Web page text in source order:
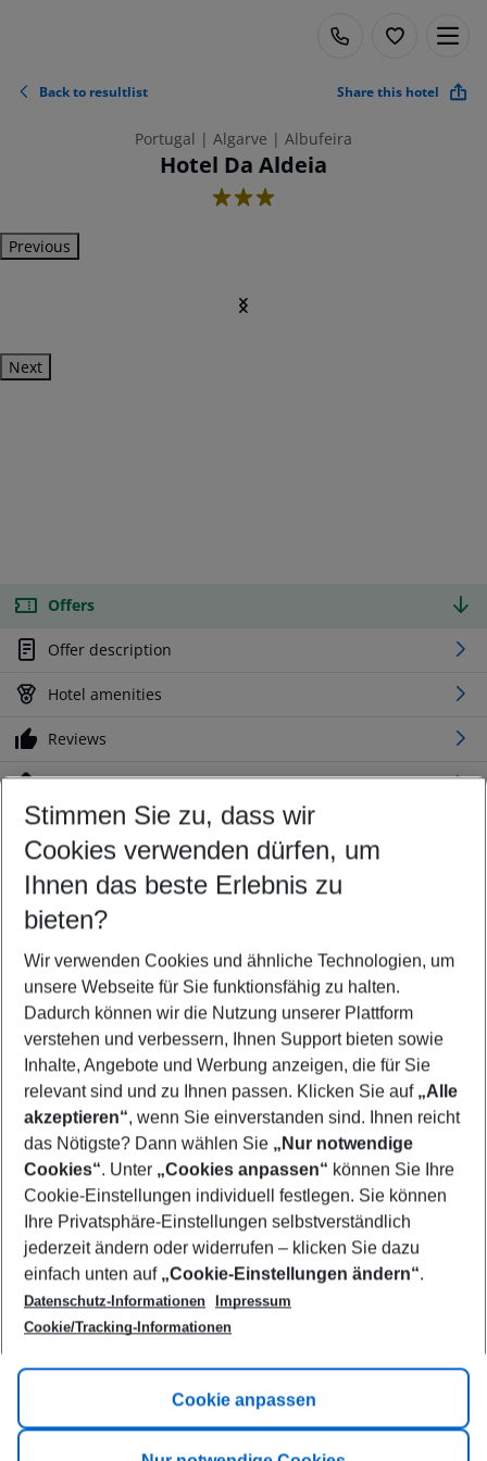
Back to resultlist Share this hotel
Portugal | Algarve | Albufeira
Hotel Da Aldeia
3
Previous
Next
Offers
Offer description
Hotel amenities
Reviews
Location
Customize your offer
Find the perfect deal which suits your best
Your departure airport
Any airport
Select your date range
08/08/26–06/08/27 5-8 nights
Who will travel
2 adults No children
Show more filter
Footer
Footer navigation
Title A
Link A
Stimmen Sie zu, dass wir
Cookies verwenden dürfen, um
Ihnen das beste Erlebnis zu
bieten?
Wir verwenden Cookies und ähnliche Technologien, um
unsere Webseite für Sie funktionsfähig zu halten.
Dadurch können wir die Nutzung unserer Plattform
verstehen und verbessern, Ihnen Support bieten sowie
Inhalte, Angebote und Werbung anzeigen, die für Sie
relevant sind und zu Ihnen passen. Klicken Sie auf „Alle
akzeptieren“, wenn Sie einverstanden sind. Ihnen reicht
das Nötigste? Dann wählen Sie „Nur notwendige
Cookies“. Unter „Cookies anpassen“ können Sie Ihre
Cookie-Einstellungen individuell festlegen. Sie können
Ihre Privatsphäre-Einstellungen selbstverständlich
jederzeit ändern oder widerrufen – klicken Sie dazu
einfach unten auf „Cookie-Einstellungen ändern“.
Datenschutz-Informationen
Impressum
Cookie/Tracking-Informationen
Cookie anpassen